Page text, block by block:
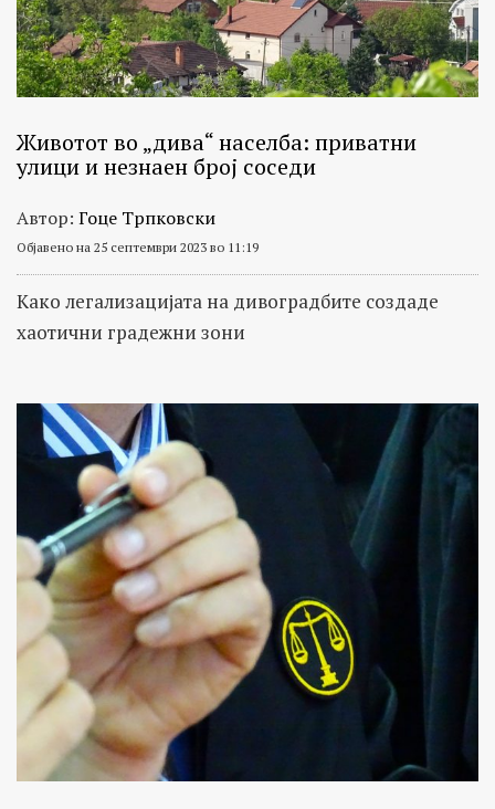
Животот во „дива“ населба: приватни
улици и незнаен број соседи
Автор: Гоце Трпковски
Објавено на 25 септември 2023 во 11:19
Како легализацијата на дивоградбите создаде
хаотични градежни зони